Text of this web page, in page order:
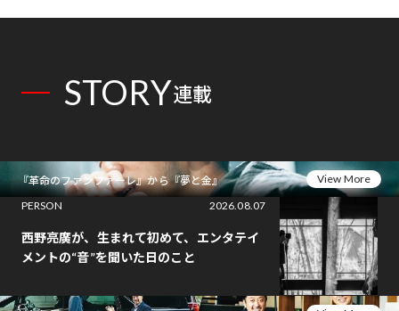
STORY連載
『革命のファンファーレ』から『夢と金』
View More
PERSON
2026.08.07
西野亮廣が、生まれて初めて、エンタテイ
メントの“音”を聞いた日のこと